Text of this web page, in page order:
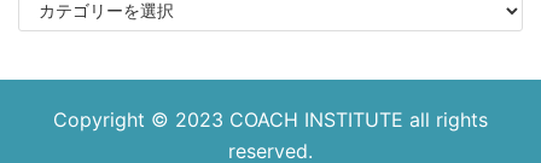
Copyright © 2023 COACH INSTITUTE all rights
reserved.